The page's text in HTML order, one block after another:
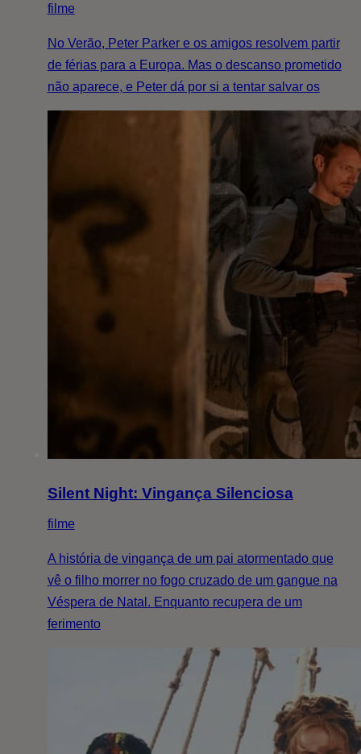
filme
No Verão, Peter Parker e os amigos resolvem partir
de férias para a Europa. Mas o descanso prometido
não aparece, e Peter dá por si a tentar salvar os
Silent Night: Vingança Silenciosa
filme
A história de vingança de um pai atormentado que
vê o filho morrer no fogo cruzado de um gangue na
Véspera de Natal. Enquanto recupera de um
ferimento